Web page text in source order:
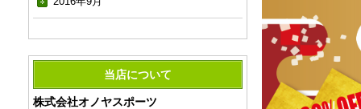
当店について
株式会社オノヤスポーツ